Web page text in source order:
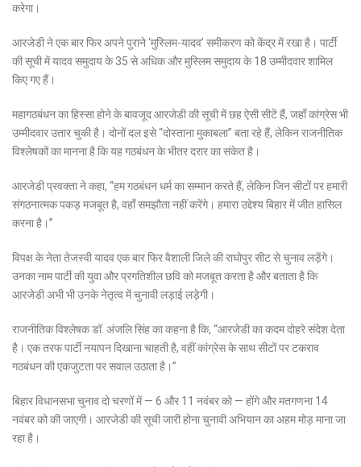
करेगा।
आरजेडी ने एक बार फिर अपने पुराने ‘मुस्लिम-यादव’ समीकरण को केंद्र में रखा है। पार्टी
की सूची में यादव समुदाय के 35 से अधिक और मुस्लिम समुदाय के 18 उम्मीदवार शामिल
किए गए हैं।
महागठबंधन का हिस्सा होने के बावजूद आरजेडी की सूची में छह ऐसी सीटें हैं, जहाँ कांग्रेस भी
उम्मीदवार उतार चुकी है। दोनों दल इसे “दोस्ताना मुकाबला” बता रहे हैं, लेकिन राजनीतिक
विश्लेषकों का मानना है कि यह गठबंधन के भीतर दरार का संकेत है।
आरजेडी प्रवक्ता ने कहा, “हम गठबंधन धर्म का सम्मान करते हैं, लेकिन जिन सीटों पर हमारी
संगठनात्मक पकड़ मजबूत है, वहाँ समझौता नहीं करेंगे। हमारा उद्देश्य बिहार में जीत हासिल
करना है।”
विपक्ष के नेता तेजस्वी यादव एक बार फिर वैशाली जिले की राघोपुर सीट से चुनाव लड़ेंगे।
उनका नाम पार्टी की युवा और प्रगतिशील छवि को मजबूत करता है और बताता है कि
आरजेडी अभी भी उनके नेतृत्व में चुनावी लड़ाई लड़ेगी।
राजनीतिक विश्लेषक डॉ. अंजलि सिंह का कहना है कि, “आरजेडी का कदम दोहरे संदेश देता
है। एक तरफ पार्टी नयापन दिखाना चाहती है, वहीं कांग्रेस के साथ सीटों पर टकराव
गठबंधन की एकजुटता पर सवाल उठाता है।”
बिहार विधानसभा चुनाव दो चरणों में — 6 और 11 नवंबर को — होंगे और मतगणना 14
नवंबर को की जाएगी। आरजेडी की सूची जारी होना चुनावी अभियान का अहम मोड़ माना जा
रहा है।